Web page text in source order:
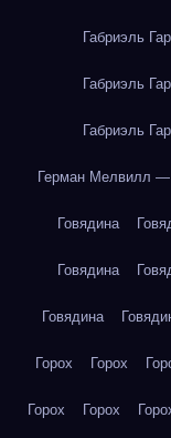
Габриэль
Габриэль
Габриэль
Герман Мелвилл
Говядина
Говядина
Говядина
Горох Горох
Горох Горох